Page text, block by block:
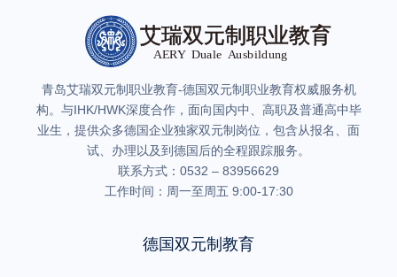
青岛艾瑞双元制职业教育-德国双元制职业教育权威服务机
构。与IHK/HWK深度合作，面向国内中、高职及普通高中毕
业生，提供众多德国企业独家双元制岗位，包含从报名、面
试、办理以及到德国后的全程跟踪服务。
联系方式：0532 – 83956629
工作时间：周一至周五 9:00-17:30
德国双元制教育